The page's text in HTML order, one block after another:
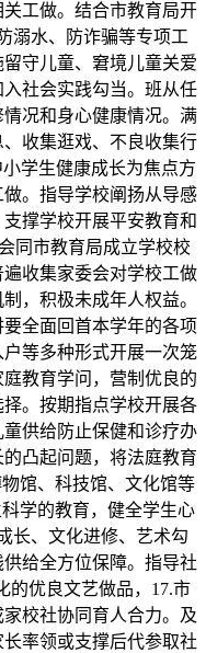
工做。结合市教育局开
溺水、防诈骗等专项工
守儿童、窘境儿童关爱
社会实践勾当。班从任
况和身心健康情况。满
收集逛戏、不良收集行
学生健康成长为焦点方
。指导学校阐扬从导感
撑学校开展平安教育和
同市教育局成立学校校
收集家委会对学校工做
，积极未成年人权益。
全面回首本学年的各项
等多种形式开展一次笼
教育学问，营制优良的
。按期指点学校开展各
供给防止保健和诊疗办
凸起问题，将法庭教育
馆、科技馆、文化馆等
学的教育，健全学生心
长、文化进修、艺术勾
给全方位保障。指导社
的优良文艺做品，17.市
校社协同育人合力。及
率领或支撑后代参取社